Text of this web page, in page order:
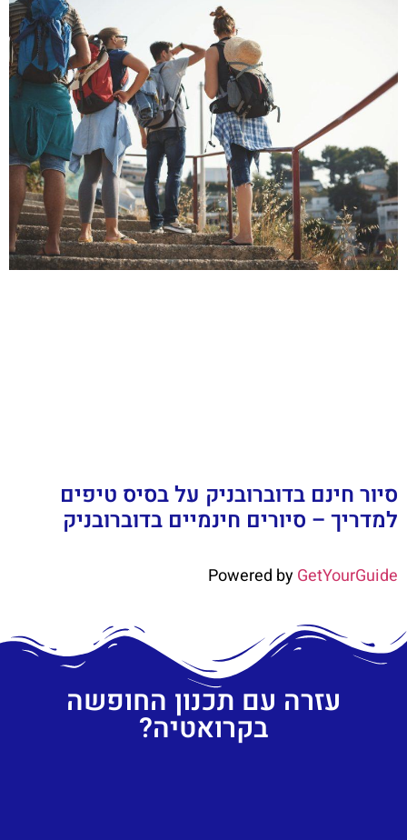
סיור חינם בדוברובניק על בסיס טיפים
למדריך – סיורים חינמיים בדוברובניק
Powered byGetYourGuide
עזרה עם תכנון החופשה
בקרואטיה?